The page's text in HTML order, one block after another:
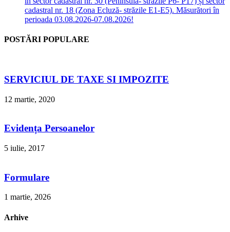
cadastral nr. 18 (Zona Ecluză- străzile E1-E5). Măsurători în
perioada 03.08.2026-07.08.2026!
POSTĂRI POPULARE
SERVICIUL DE TAXE SI IMPOZITE
12 martie, 2020
Evidența Persoanelor
5 iulie, 2017
Formulare
1 martie, 2026
Arhive